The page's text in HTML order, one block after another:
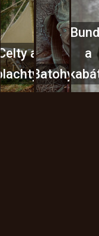
Celty a
plachtyBatohy
a